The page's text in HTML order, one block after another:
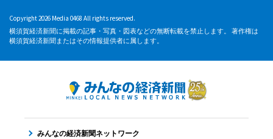
Copyright 2026 Media 0468 All rights reserved.
横須賀経済新聞に掲載の記事・写真・図表などの無断転載を禁止します。 著作権は
横須賀経済新聞またはその情報提供者に属します。
みんなの経済新聞ネットワーク